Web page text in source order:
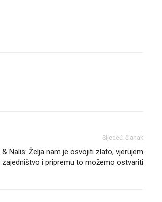
Sljedeći članak
& Nalis: Želja nam je osvojiti zlato, vjerujem
zajedništvo i pripremu to možemo ostvariti